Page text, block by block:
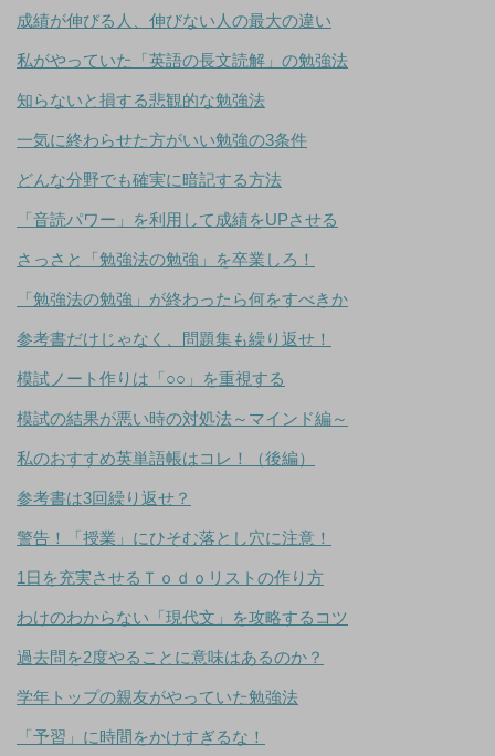
成績が伸びる人、伸びない人の最大の違い
私がやっていた「英語の長文読解」の勉強法
知らないと損する悲観的な勉強法
一気に終わらせた方がいい勉強の3条件
どんな分野でも確実に暗記する方法
「音読パワー」を利用して成績をUPさせる
さっさと「勉強法の勉強」を卒業しろ！
「勉強法の勉強」が終わったら何をすべきか
参考書だけじゃなく、問題集も繰り返せ！
模試ノート作りは「○○」を重視する
模試の結果が悪い時の対処法～マインド編～
私のおすすめ英単語帳はコレ！（後編）
参考書は3回繰り返せ？
警告！「授業」にひそむ落とし穴に注意！
1日を充実させるＴｏｄｏリストの作り方
わけのわからない「現代文」を攻略するコツ
過去問を2度やることに意味はあるのか？
学年トップの親友がやっていた勉強法
「予習」に時間をかけすぎるな！